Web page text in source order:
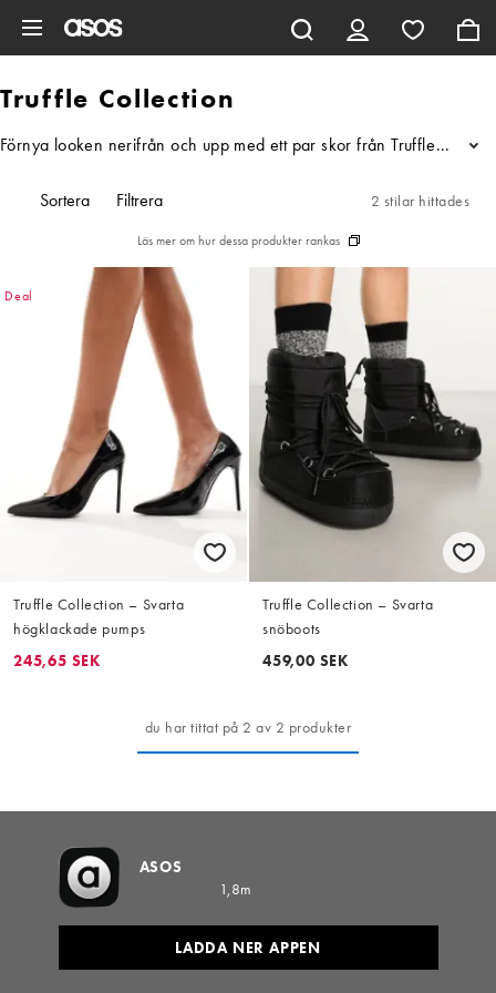
Truffle Collection
Förnya looken nerifrån och upp med ett par skor från Truffle...
Sortera Filtrera 2 stilar hittades
Läs mer om hur dessa produkter rankas
Deal
Truffle Collection – Svarta
högklackade pumps
245,65 SEK
Truffle Collection – Svarta
snöboots
459,00 SEK
du har tittat på 2 av 2 produkter
ASOS
1,8m
LADDA NER APPEN